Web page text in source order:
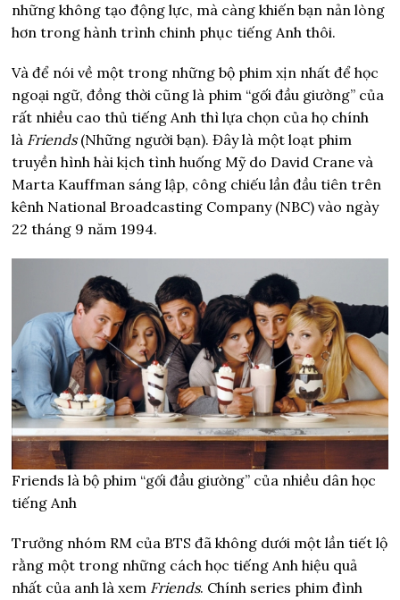
những không tạo động lực, mà càng khiến bạn nản lòng
hơn trong hành trình chinh phục tiếng Anh thôi.
Và để nói về một trong những bộ phim xịn nhất để học
ngoại ngữ, đồng thời cũng là phim “gối đầu giường” của
rất nhiều cao thủ tiếng Anh thì lựa chọn của họ chính
là Friends (Những người bạn). Đây là một loạt phim
truyền hình hài kịch tình huống Mỹ do David Crane và
Marta Kauffman sáng lập, công chiếu lần đầu tiên trên
kênh National Broadcasting Company (NBC) vào ngày
22 tháng 9 năm 1994.
Friends là bộ phim “gối đầu giường” của nhiều dân học
tiếng Anh
Trưởng nhóm RM của BTS đã không dưới một lần tiết lộ
rằng một trong những cách học tiếng Anh hiệu quả
nhất của anh là xem Friends. Chính series phim đình